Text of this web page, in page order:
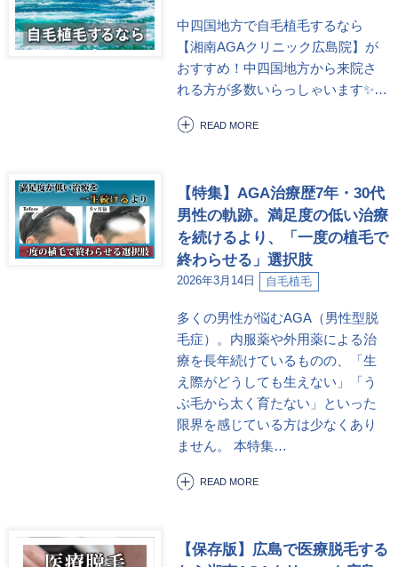
中四国地方で自毛植毛するなら
【湘南AGAクリニック広島院】が
おすすめ！中四国地方から来院さ
れる方が多数いらっしゃいます✨…
READ MORE
2026年3月14日 自毛植毛
【特集】AGA治療歴7年・30代
男性の軌跡。満足度の低い治療
を続けるより、「一度の植毛で
終わらせる」選択肢
多くの男性が悩むAGA（男性型脱
毛症）。内服薬や外用薬による治
療を長年続けているものの、「生
え際がどうしても生えない」「う
ぶ毛から太く育たない」といった
限界を感じている方は少なくあり
ません。 本特集…
READ MORE
【保存版】広島で医療脱毛する